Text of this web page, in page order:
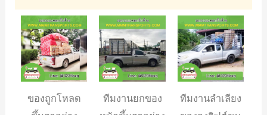
ของถูกโหลด
ทีมงานยกของ
ทีมงานลำเลียง